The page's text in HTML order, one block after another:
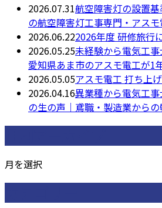
2026.07.31航空障害灯の設置
の航空障害灯工事専門・アスモ
2026.06.222026年度 研修旅行
2026.05.25未経験から電気工
愛知県あま市のアスモ電工が1
2026.05.05アスモ電工 打ち上
2026.04.16異業種から電気工
の生の声｜鳶職・製造業から
月を選択